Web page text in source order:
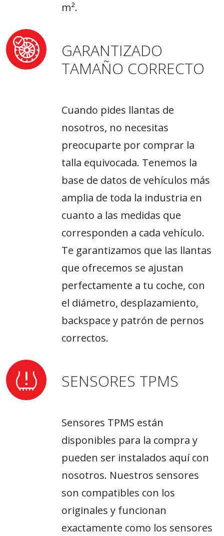
m².
GARANTIZADO
TAMAÑO CORRECTO
Cuando pides llantas de
nosotros, no necesitas
preocuparte por comprar la
talla equivocada. Tenemos la
base de datos de vehículos más
amplia de toda la industria en
cuanto a las medidas que
corresponden a cada vehículo.
Te garantizamos que las llantas
que ofrecemos se ajustan
perfectamente a tu coche, con
el diámetro, desplazamiento,
backspace y patrón de pernos
correctos.
SENSORES TPMS
Sensores TPMS están
disponibles para la compra y
pueden ser instalados aquí con
nosotros. Nuestros sensores
son compatibles con los
originales y funcionan
exactamente como los sensores